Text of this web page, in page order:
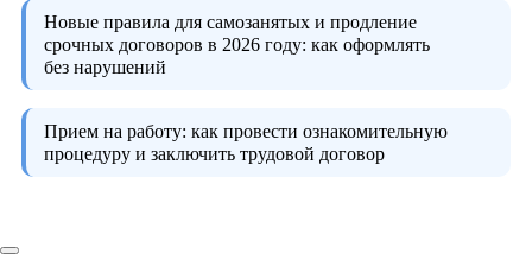
Новые правила для самозанятых и продление
срочных договоров в 2026 году: как оформлять
без нарушений
Прием на работу: как провести ознакомительную
процедуру и заключить трудовой договор